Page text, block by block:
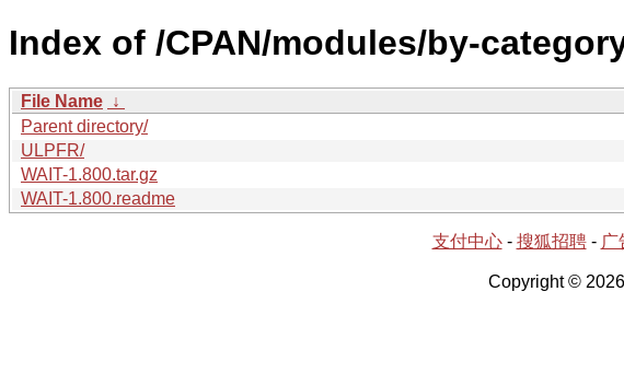
Index of /CPAN/modules/by-
File Name ↓
Parent directory/
ULPFR/
WAIT-1.800.tar.gz
WAIT-1.800.readme
支付中心- 搜狐招聘- 广
Copyright ©